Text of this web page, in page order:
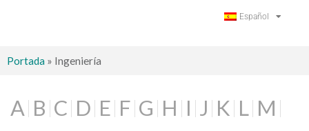
Español
Portada » Ingeniería
A B C D E F G H I J K L M